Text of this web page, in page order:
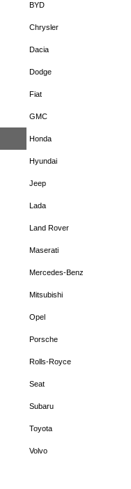
BYD
Chrysler
Dacia
Dodge
Fiat
GMC
Honda
Hyundai
Jeep
Lada
Land Rover
Maserati
Mercedes-Benz
Mitsubishi
Opel
Porsche
Rolls-Royce
Seat
Subaru
Toyota
Volvo